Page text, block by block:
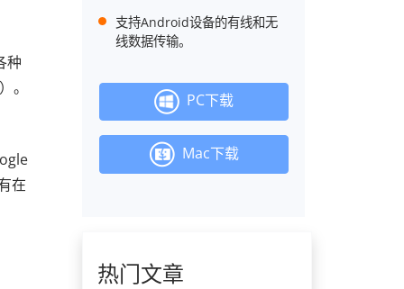
种
。
在
支持Android设备的有线和无
线数据传输。
PC下载
Mac下载
热门文章